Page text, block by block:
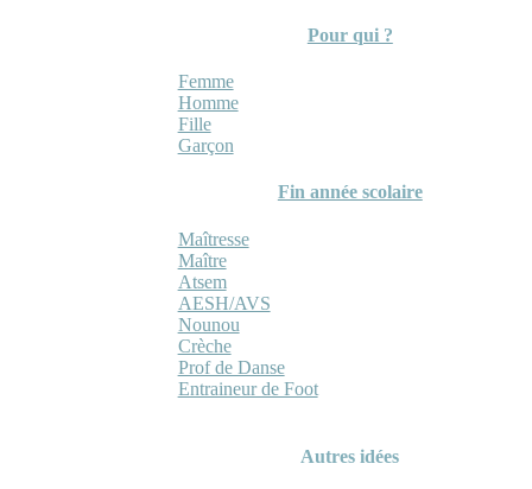
Pour qui ?
Femme
Homme
Fille
Garçon
Fin année scolaire
Maîtresse
Maître
Atsem
AESH/AVS
Nounou
Crèche
Prof de Danse
Entraineur de Foot
Autres idées